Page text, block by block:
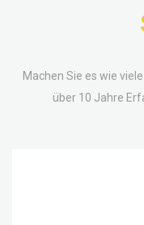
Machen Sie es wie
über 10 Jahre